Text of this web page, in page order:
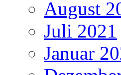
August
Juli 2021
Januar